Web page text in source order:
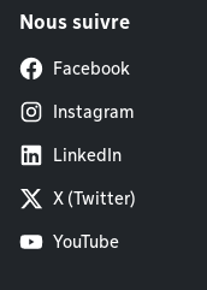
Nous suivre
Facebook
Instagram
LinkedIn
X (Twitter)
YouTube